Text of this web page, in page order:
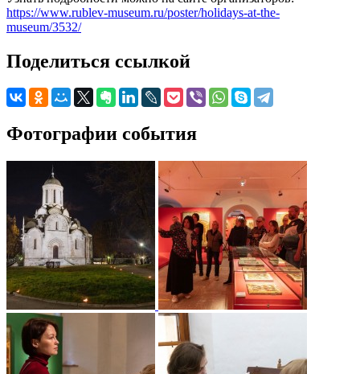
https://www.rublev-museum.ru/poster/holidays-at-the-
museum/3532/
Поделиться ссылкой
Фотографии события